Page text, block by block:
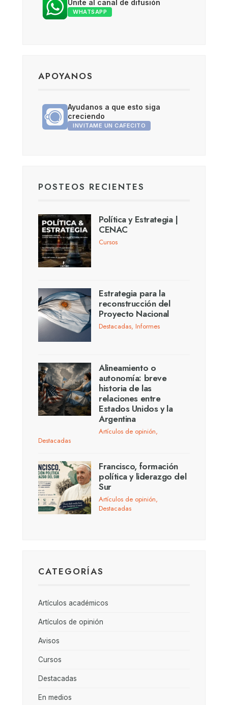
Unite al canal de difusión
WHATSAPP
APOYANOS
Ayudanos a que esto siga
creciendo
INVITAME UN CAFECITO
POSTEOS RECIENTES
Política y Estrategia |
CENAC
Cursos
Estrategia para la
reconstrucción del
Proyecto Nacional
Destacadas, Informes
Alineamiento o
autonomía: breve
historia de las
relaciones entre
Estados Unidos y la
Argentina
Artículos de opinión,
Destacadas
Francisco, formación
política y liderazgo del
Sur
Artículos de opinión,
Destacadas
CATEGORÍAS
Artículos académicos
Artículos de opinión
Avisos
Cursos
Destacadas
En medios